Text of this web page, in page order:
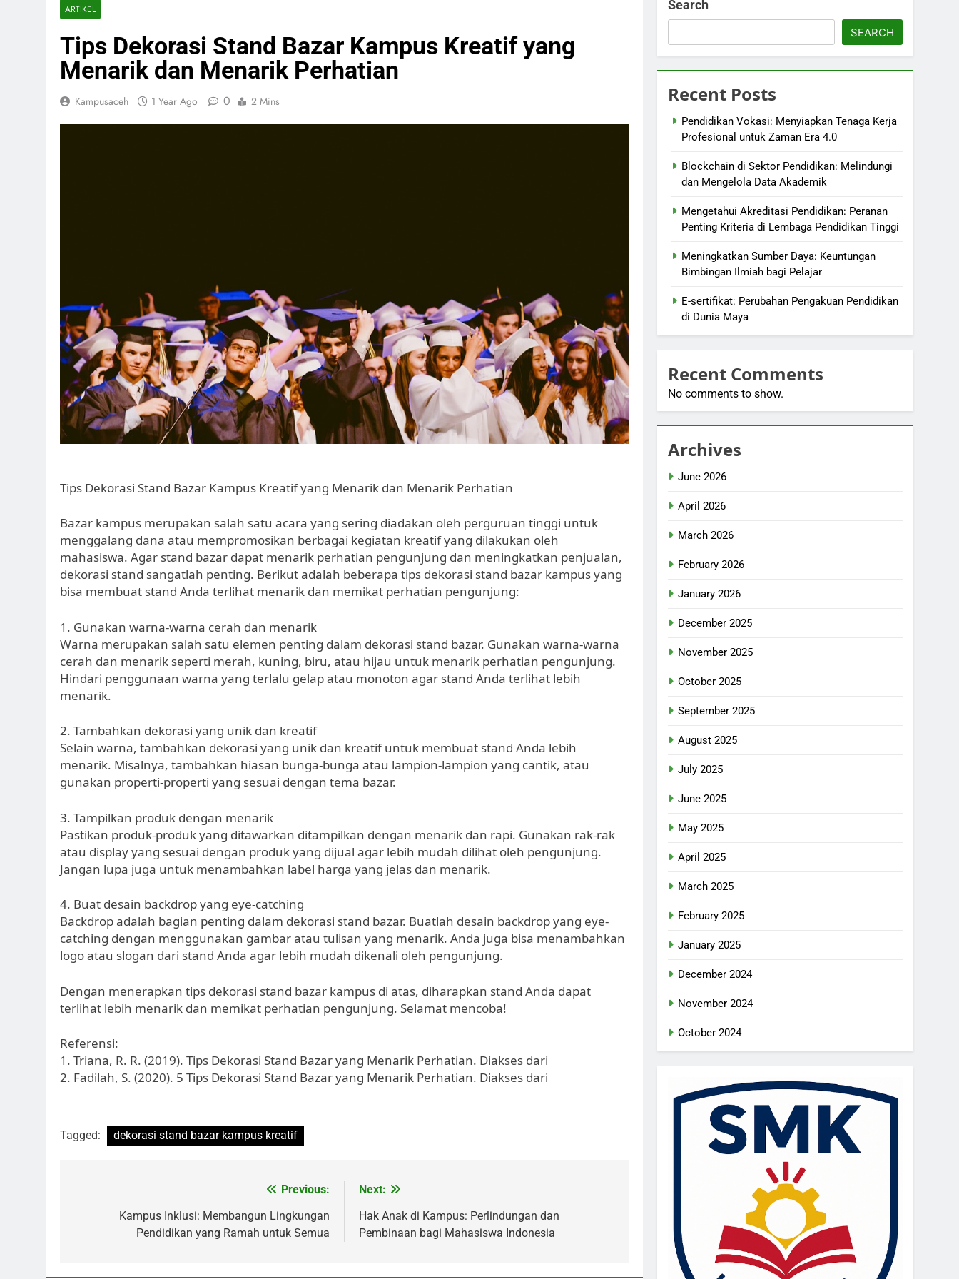
ARTIKEL
Tips Dekorasi Stand Bazar Kampus Kreatif yang
Menarik dan Menarik Perhatian
Kampusaceh 1 Year Ago 0 2 Mins
Tips Dekorasi Stand Bazar Kampus Kreatif yang Menarik dan Menarik Perhatian
Bazar kampus merupakan salah satu acara yang sering diadakan oleh perguruan tinggi untuk
menggalang dana atau mempromosikan berbagai kegiatan kreatif yang dilakukan oleh
mahasiswa. Agar stand bazar dapat menarik perhatian pengunjung dan meningkatkan penjualan,
dekorasi stand sangatlah penting. Berikut adalah beberapa tips dekorasi stand bazar kampus yang
bisa membuat stand Anda terlihat menarik dan memikat perhatian pengunjung:
1. Gunakan warna-warna cerah dan menarik
Warna merupakan salah satu elemen penting dalam dekorasi stand bazar. Gunakan warna-warna
cerah dan menarik seperti merah, kuning, biru, atau hijau untuk menarik perhatian pengunjung.
Hindari penggunaan warna yang terlalu gelap atau monoton agar stand Anda terlihat lebih
menarik.
2. Tambahkan dekorasi yang unik dan kreatif
Selain warna, tambahkan dekorasi yang unik dan kreatif untuk membuat stand Anda lebih
menarik. Misalnya, tambahkan hiasan bunga-bunga atau lampion-lampion yang cantik, atau
gunakan properti-properti yang sesuai dengan tema bazar.
3. Tampilkan produk dengan menarik
Pastikan produk-produk yang ditawarkan ditampilkan dengan menarik dan rapi. Gunakan rak-rak
atau display yang sesuai dengan produk yang dijual agar lebih mudah dilihat oleh pengunjung.
Jangan lupa juga untuk menambahkan label harga yang jelas dan menarik.
4. Buat desain backdrop yang eye-catching
Backdrop adalah bagian penting dalam dekorasi stand bazar. Buatlah desain backdrop yang eye-
catching dengan menggunakan gambar atau tulisan yang menarik. Anda juga bisa menambahkan
logo atau slogan dari stand Anda agar lebih mudah dikenali oleh pengunjung.
Dengan menerapkan tips dekorasi stand bazar kampus di atas, diharapkan stand Anda dapat
terlihat lebih menarik dan memikat perhatian pengunjung. Selamat mencoba!
Referensi:
1. Triana, R. R. (2019). Tips Dekorasi Stand Bazar yang Menarik Perhatian. Diakses dari
2. Fadilah, S. (2020). 5 Tips Dekorasi Stand Bazar yang Menarik Perhatian. Diakses dari
Tagged: dekorasi stand bazar kampus kreatif
navigation
Previous:
Kampus Inklusi: Membangun Lingkungan
Pendidikan yang Ramah untuk Semua
Next:
Hak Anak di Kampus: Perlindungan dan
Pembinaan bagi Mahasiswa Indonesia
Search
SEARCH
Recent Posts
Pendidikan Vokasi: Menyiapkan Tenaga Kerja
Profesional untuk Zaman Era 4.0
Blockchain di Sektor Pendidikan: Melindungi
dan Mengelola Data Akademik
Mengetahui Akreditasi Pendidikan: Peranan
Penting Kriteria di Lembaga Pendidikan Tinggi
Meningkatkan Sumber Daya: Keuntungan
Bimbingan Ilmiah bagi Pelajar
E-sertifikat: Perubahan Pengakuan Pendidikan
di Dunia Maya
Recent Comments
No comments to show.
Archives
June 2026
April 2026
March 2026
February 2026
January 2026
December 2025
November 2025
October 2025
September 2025
August 2025
July 2025
June 2025
May 2025
April 2025
March 2025
February 2025
January 2025
December 2024
November 2024
October 2024